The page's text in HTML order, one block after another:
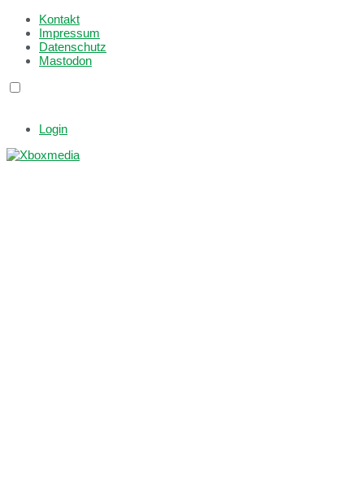
Kontakt
Impressum
Datenschutz
Mastodon
Login